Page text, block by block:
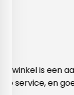
advies.